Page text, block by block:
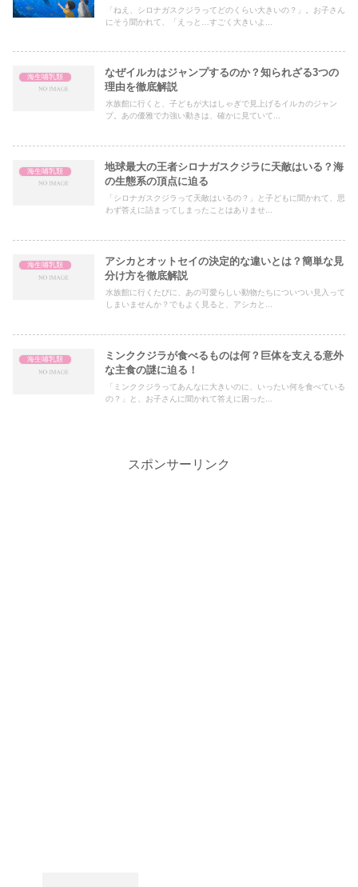
「ねえ、シロナガスクジラってどのくらい大きいの？」。お子さん
にそう聞かれて、「えっと…すごく大きいよ...
海生哺乳類
なぜイルカはジャンプするのか？知られざる3つの
理由を徹底解説
水族館に行くと、子どもが大はしゃぎで見上げるイルカのジャン
プ。あの優雅で力強い動きは、確かに見ていて...
海生哺乳類
地球最大の王者シロナガスクジラに天敵はいる？海
の生態系の頂点に迫る
「シロナガスクジラって天敵はいるの？」と子どもに聞かれて、思
わず答えに詰まってしまったことはありませ...
海生哺乳類
アシカとオットセイの決定的な違いとは？簡単な見
分け方を徹底解説
水族館に行くたびに、あの可愛らしい動物たちについつい見入って
しまいませんか？でもよく見ると、アシカと...
海生哺乳類
ミンククジラが食べるものは何？巨体を支える意外
な主食の謎に迫る！
「ミンククジラってあんなに大きいのに、いったい何を食べている
の？」と、お子さんに聞かれて答えに困った...
スポンサーリンク